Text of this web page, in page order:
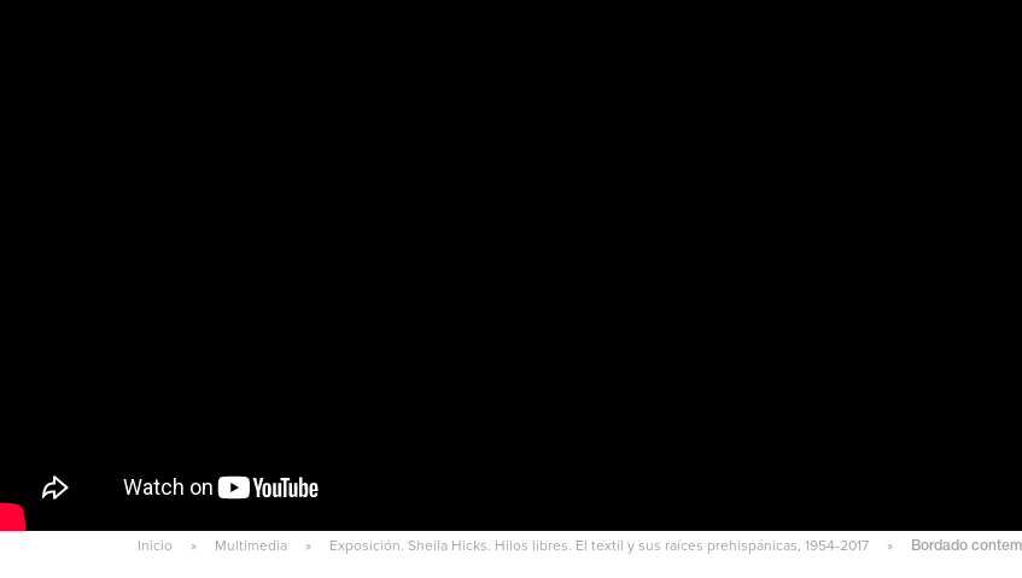
Inicio Multimedia Exposición. Sheila Hicks. Hilos libres. El textil y sus raíces prehispánicas, 1954-2017 Bordado